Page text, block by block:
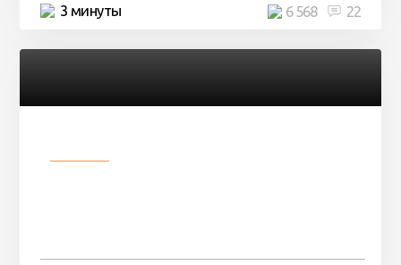
3 минуты 22
6 568